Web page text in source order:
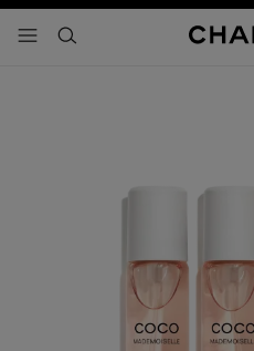
メニュー - メインナビゲーション
- メインナビゲーション
検索